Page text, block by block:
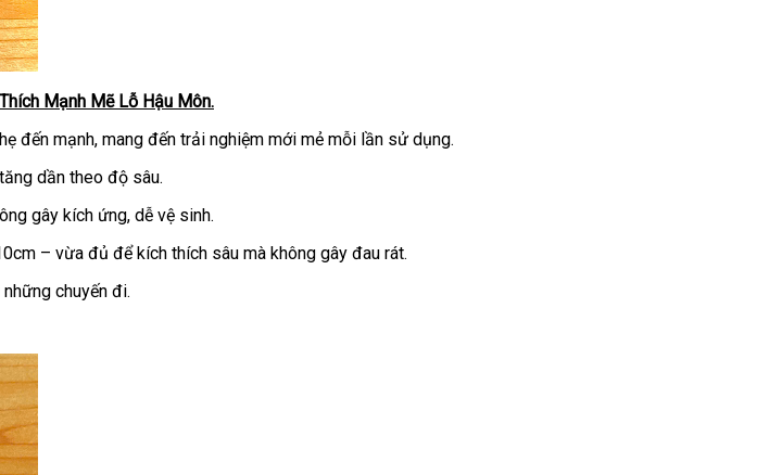
Mạnh Mẽ Lỗ Hậu Môn.
đến mạnh, mang đến trải nghiệm mới mẻ mỗi lần sử dụng.
dần theo độ sâu.
gây kích ứng, dễ vệ sinh.
– vừa đủ để kích thích sâu mà không gây đau rát.
chuyến đi.